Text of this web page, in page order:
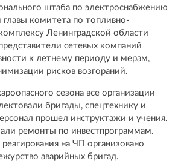
штаба по электроснабжению
главы комитета по топливно-
Ленинградской области
сетевых компаний
к летнему периоду и мерам,
рисков возгораний.
сезона все организации
бригады, спецтехнику и
прошел инструктажи и учения.
ремонты по инвестпрограммам.
на ЧП организовано
аварийных бригад.